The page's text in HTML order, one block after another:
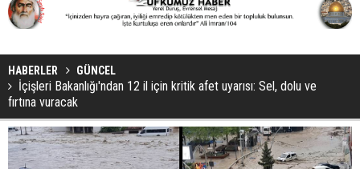
HABERLER GÜNCEL
İçişleri Bakanlığı'ndan 12 il için kritik afet uyarısı: Sel, dolu ve
fırtına vuracak